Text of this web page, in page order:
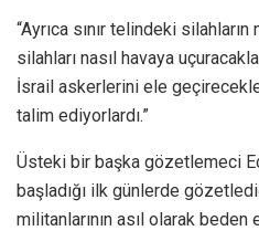
“Ayrıca sınır telindeki
silahları nasıl havaya
İsrail askerlerini ele
talim ediyorlardı.”
Üsteki bir başka gözetlemeci
başladığı ilk günlerde
militanlarının asıl olarak beden